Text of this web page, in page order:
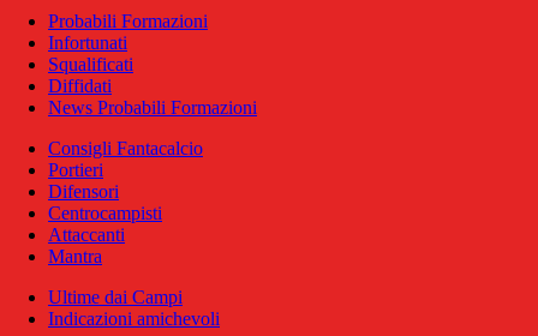
Probabili Formazioni
Infortunati
Squalificati
Diffidati
News Probabili Formazioni
Consigli Fantacalcio
Portieri
Difensori
Centrocampisti
Attaccanti
Mantra
Ultime dai Campi
Indicazioni amichevoli